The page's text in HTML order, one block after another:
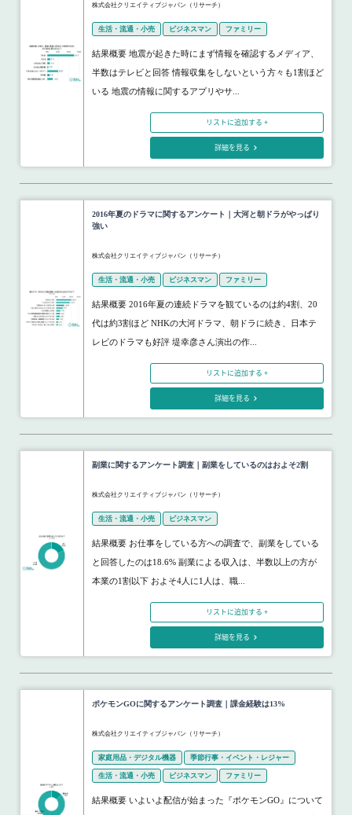
株式会社クリエイティブジャパン（リサーチ）
生活・流通・小売 ビジネスマン ファミリー
結果概要 地震が起きた時にまず情報を確認するメディア、
半数はテレビと回答 情報収集をしないという方々も1割ほど
いる 地震の情報に関するアプリやサ...
リストに追加する +
詳細を見る
2016年夏のドラマに関するアンケート｜大河と朝ドラがやっぱり
強い
株式会社クリエイティブジャパン（リサーチ）
生活・流通・小売 ビジネスマン ファミリー
結果概要 2016年夏の連続ドラマを観ているのは約4割、20
代は約3割ほど NHKの大河ドラマ、朝ドラに続き、日本テ
レビのドラマも好評 堤幸彦さん演出の作...
リストに追加する +
詳細を見る
副業に関するアンケート調査｜副業をしているのはおよそ2割
株式会社クリエイティブジャパン（リサーチ）
生活・流通・小売 ビジネスマン
結果概要 お仕事をしている方への調査で、副業をしている
と回答したのは18.6% 副業による収入は、半数以上の方が
本業の1割以下 およそ4人に1人は、職...
リストに追加する +
詳細を見る
ポケモンGOに関するアンケート調査｜課金経験は13%
株式会社クリエイティブジャパン（リサーチ）
家庭用品・デジタル機器 季節行事・イベント・レジャー
生活・流通・小売 ビジネスマン ファミリー
結果概要 いよいよ配信が始まった『ポケモンGO』について